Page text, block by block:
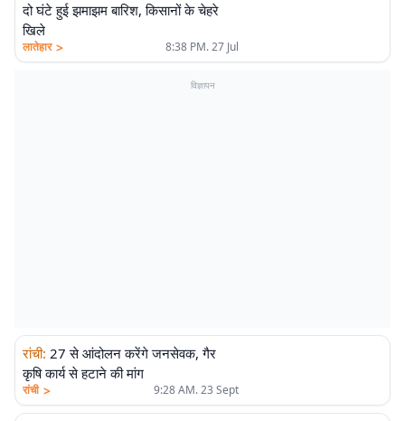
दो घंटे हुई झमाझम बारिश, किसानों के चेहरे
खिले
लातेहार > 8:38 PM. 27 Jul
विज्ञापन
रांची: 27 से आंदोलन करेंगे जनसेवक, गैर
कृषि कार्य से हटाने की मांग
रांची > 9:28 AM. 23 Sept